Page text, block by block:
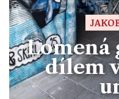
Lomená
dílem